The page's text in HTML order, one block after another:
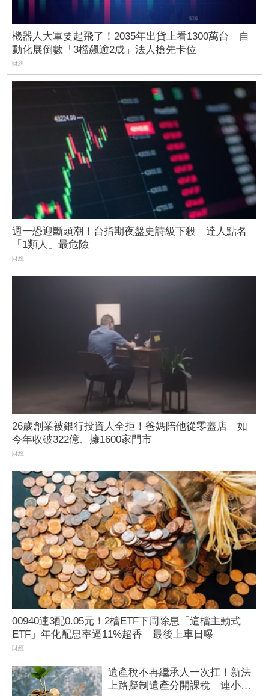
機器人大軍要起飛了！2035年出貨上看1300萬台 自
動化展倒數「3檔飆逾2成」法人搶先卡位
財經
週一恐迎斷頭潮！台指期夜盤史詩級下殺 達人點名
「1類人」最危險
財經
26歲創業被銀行投資人全拒！爸媽陪他從零蓋店 如
今年收破322億、擁1600家門市
財經
00940連3配0.05元！2檔ETF下周除息「這檔主動式
ETF」年化配息率逼11%超香 最後上車日曝
財經
遺產稅不再繼承人一次扛！新法
上路擬制遺產分開課稅 連小額